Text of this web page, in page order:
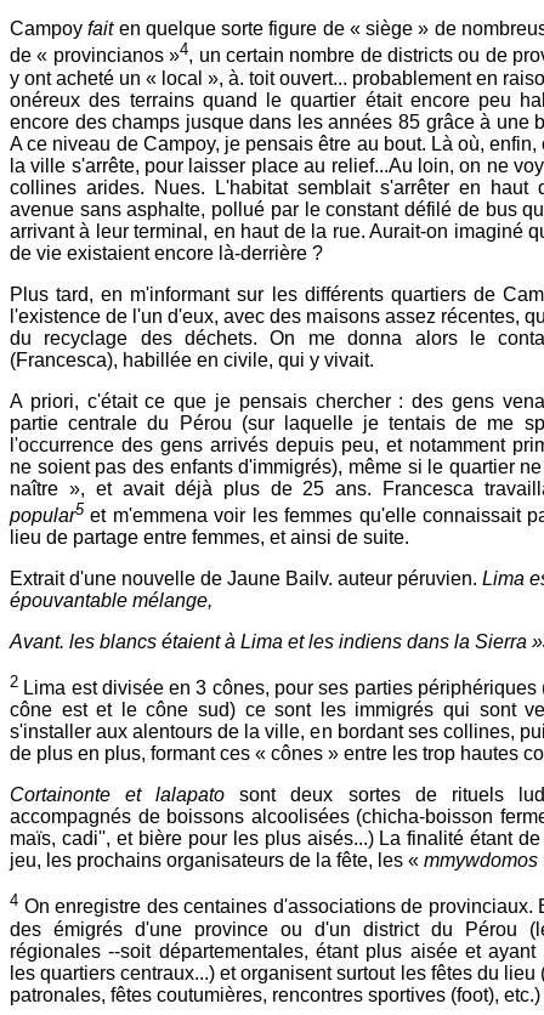
Campoyfait en quelque sorte figure de « siège » de
de « provincianos »4, un certain nombre de districts ou de
y ont acheté un « local », à. toit ouvert... probablement en
onéreux des terrains quand le quartier était encore peu
encore des champs jusque dans les années 85 grâce à une
A ce niveau de Campoy, je pensais être au bout. Là où, enfin,
la ville s'arrête, pour laisser place au relief...Au loin, on ne
collines arides. Nues. L'habitat semblait s'arrêter en haut
avenue sans asphalte, pollué par le constant défilé de bus
arrivant à leur terminal, en haut de la rue. Aurait-on imaginé
de vie existaient encore là-derrière ?
Plus tard, en m'informant sur les différents quartiers de
l'existence de l'un d'eux, avec des maisons assez récentes,
du recyclage des déchets. On me donna alors le
(Francesca), habillée en civile, qui y vivait.
A priori, c'était ce que je pensais chercher : des gens
partie centrale du Pérou (sur laquelle je tentais de me
l'occurrence des gens arrivés depuis peu, et notamment
ne soient pas des enfants d'immigrés), même si le quartier
naître », et avait déjà plus de 25 ans. Francesca
popular5 et m'emmena voir les femmes qu'elle connaissait
lieu de partage entre femmes, et ainsi de suite.
Extrait d'une nouvelle de Jaune Bailv. auteur péruvien. Lima
épouvantable mélange,
Avant. les blancs étaient à Lima et les indiens dans la Sierra
2 Lima est divisée en 3 cônes, pour ses parties périphériques
cône est et le cône sud) ce sont les immigrés qui sont
s'installer aux alentours de la ville, en bordant ses collines,
de plus en plus, formant ces « cônes » entre les trop hautes
Cortainonte et lalapatosont deux sortes de rituels
accompagnés de boissons alcoolisées (chicha-boisson
maïs, cadi'', et bière pour les plus aisés...) La finalité étant
jeu, les prochains organisateurs de la fête, les « mmywdomos
4 On enregistre des centaines d'associations de provinciaux.
des émigrés d'une province ou d'un district du Pérou
régionales --soit départementales, étant plus aisée et
les quartiers centraux...) et organisent surtout les fêtes du lieu
patronales, fêtes coutumières, rencontres sportives (foot), etc.)